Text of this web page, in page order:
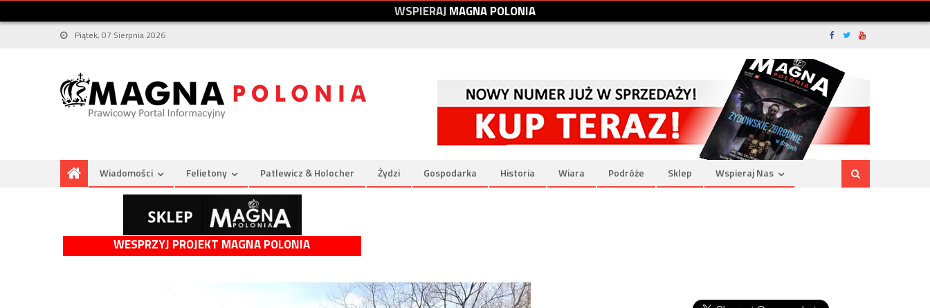
WSPIERAJMAGNAPOLONIA
Piątek, 07 Sierpnia 2026
Wiadomości Felietony Patlewicz & Holocher Żydzi Gospodarka Historia Wiara Podróże Sklep Wspieraj Nas
WESPRZYJ PROJEKT MAGNA POLONIA